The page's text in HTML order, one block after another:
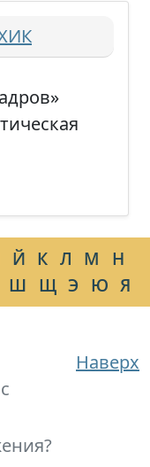
Й К Л М
Н
Ш Щ Э Ю Я
Наверх